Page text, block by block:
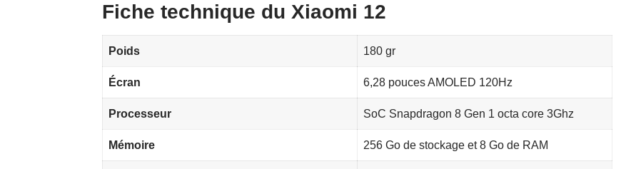
Fiche technique du Xiaomi 12
Poids 180 gr
Écran 6,28 pouces AMOLED 120Hz
Processeur SoC Snapdragon 8 Gen 1 octa core 3Ghz
Mémoire 256 Go de stockage et 8 Go de RAM